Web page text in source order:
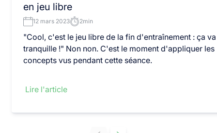
en jeu libre
12 mars 2023 2min
"Cool, c'est le jeu libre de la fin d'entraînement : ça
tranquille !" Non non. C'est le moment d'appliquer les
concepts vus pendant cette séance.
Lire l'article